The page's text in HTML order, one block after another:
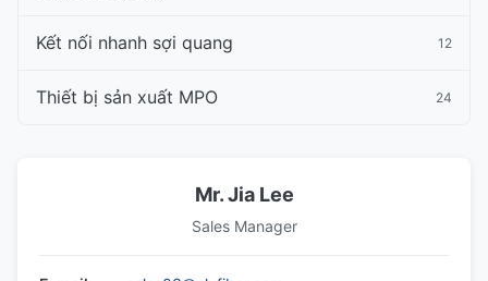
Kết nối nhanh sợi quang 12
Thiết bị sản xuất MPO 24
Mr. Jia Lee
Sales Manager